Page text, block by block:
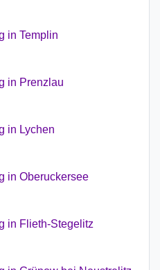
in Templin
in Prenzlau
in Lychen
in Oberuckersee
in Flieth-Stegelitz